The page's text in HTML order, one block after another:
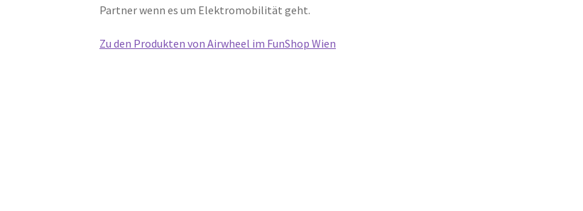
Partner wenn es um Elektromobilität geht.
Zu den Produkten von Airwheel im FunShop Wien